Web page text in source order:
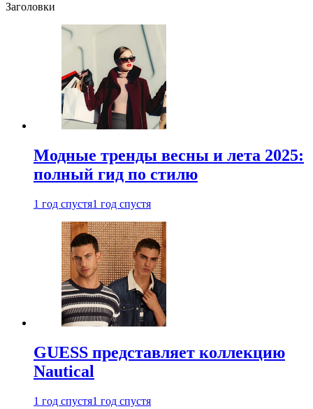
Заголовки
Модные тренды весны и лета 2025:
полный гид по стилю
1 год спустя1 год спустя
GUESS представляет коллекцию
Nautical
1 год спустя1 год спустя